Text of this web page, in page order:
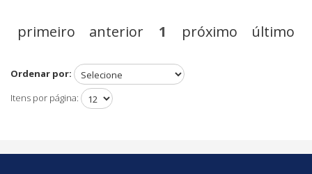
primeiro anterior 1 próximo último
Ordenar por:
Itens por página: